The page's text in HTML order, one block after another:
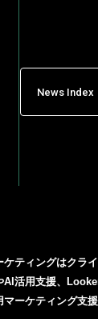
News Index
ケティングはクラ
AI活用支援、
ーケティング支